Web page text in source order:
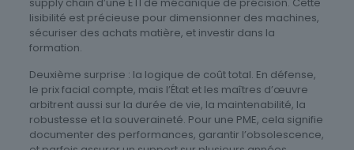
lisibilité est précieuse pour dimensionner des machines,
sécuriser des achats matière, et investir dans la
formation.
Deuxième surprise : la logique de coût total. En défense,
le prix facial compte, mais l’État et les maîtres d’œuvre
arbitrent aussi sur la durée de vie, la maintenabilité, la
robustesse et la souveraineté. Pour une PME, cela signifie
documenter des performances, garantir l’obsolescence,